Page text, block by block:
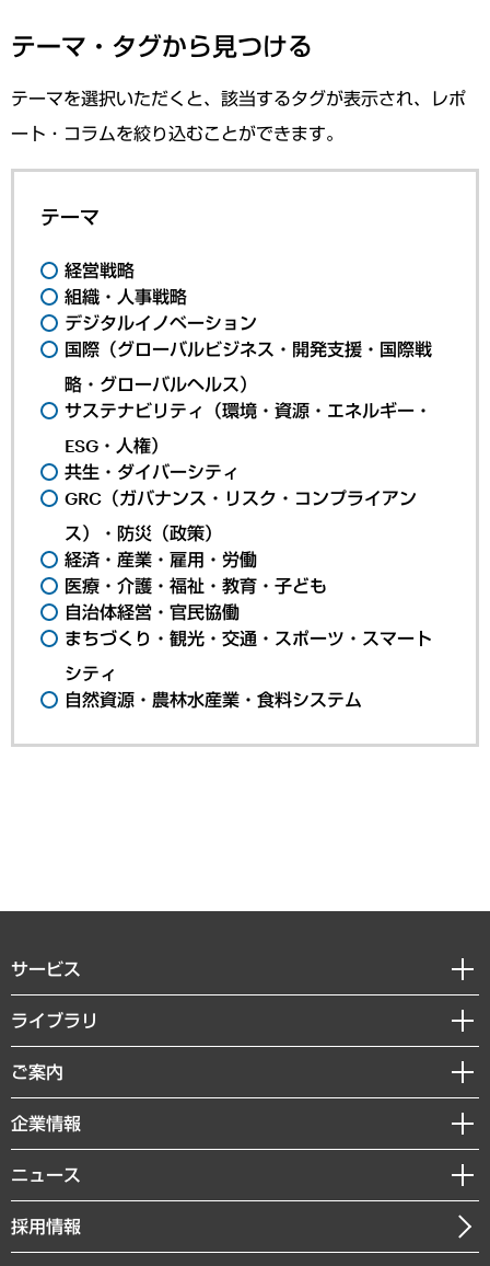
テーマ・タグから見つける
テーマを選択いただくと、該当するタグが表示され、レポ
ート・コラムを絞り込むことができます。
テーマ
経営戦略
組織・人事戦略
デジタルイノベーション
国際（グローバルビジネス・開発支援・国際戦
略・グローバルヘルス）
サステナビリティ（環境・資源・エネルギー・
ESG・人権）
共生・ダイバーシティ
GRC（ガバナンス・リスク・コンプライアン
ス）・防災（政策）
経済・産業・雇用・労働
医療・介護・福祉・教育・子ども
自治体経営・官民協働
まちづくり・観光・交通・スポーツ・スマート
シティ
自然資源・農林水産業・食料システム
サービス
経営戦略
組織・人事戦略
デジタルイノベーション
共生・ダイバーシティ
GRC（ガバナンス・リスク・コンプライアンス）・防災（政策）
経済・産業・雇用・労働
ライブラリ
経済調査
レポート
コラム
経営用語集
受託・受注実績（官公庁関連）
ご案内
セミナー・イベント情報
MUFGビジネスセミナー
受託案件情報
企業情報
私たちの想い
社長メッセージ
会社概要
ニュース
ニュースリリース
お知らせ
採用情報